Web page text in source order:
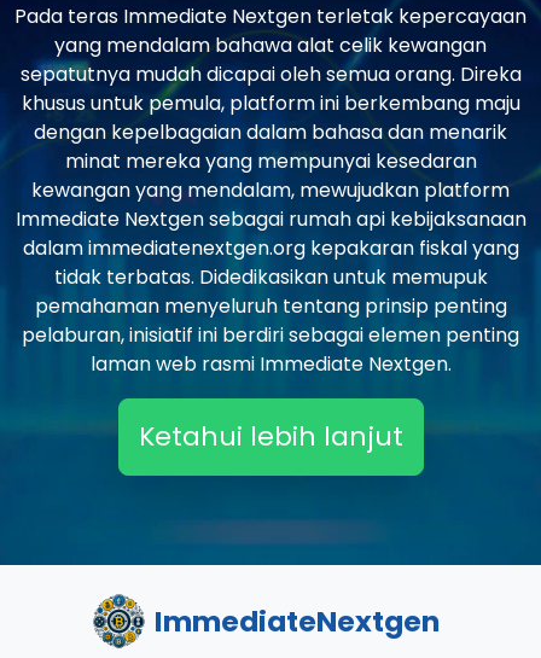
Pada teras Immediate Nextgen terletak kepercayaan
yang mendalam bahawa alat celik kewangan
sepatutnya mudah dicapai oleh semua orang. Direka
khusus untuk pemula, platform ini berkembang maju
dengan kepelbagaian dalam bahasa dan menarik
minat mereka yang mempunyai kesedaran
kewangan yang mendalam, mewujudkan platform
Immediate Nextgen sebagai rumah api kebijaksanaan
dalam immediatenextgen.org kepakaran fiskal yang
tidak terbatas. Didedikasikan untuk memupuk
pemahaman menyeluruh tentang prinsip penting
pelaburan, inisiatif ini berdiri sebagai elemen penting
laman web rasmi Immediate Nextgen.
Ketahui lebih lanjut
ImmediateNextgen